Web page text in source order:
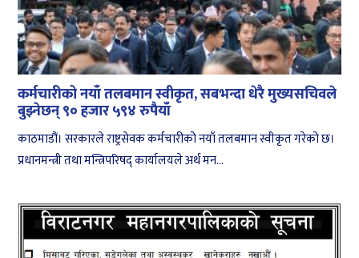
कर्मचारीको नयाँ तलबमान स्वीकृत, सबभन्दा धेरै मुख्यसचिवले
बुझ्नेछन् ९० हजार ५९४ रुपैयाँ
काठमाडौं। सरकारले राष्ट्रसेवक कर्मचारीको नयाँ तलबमान स्वीकृत गरेको छ।
प्रधानमन्त्री तथा मन्त्रिपरिषद् कार्यालयले अर्थ मन...